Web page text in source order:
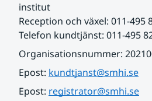
institut
Reception och växel: 011-495
Telefon kundtjänst: 011-495
Organisationsnummer:
Epost: kundtjanst@smhi.se
Epost: registrator@smhi.se